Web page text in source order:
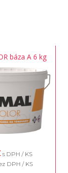
báza A 6 kg
s DPH / KS
DPH / KS